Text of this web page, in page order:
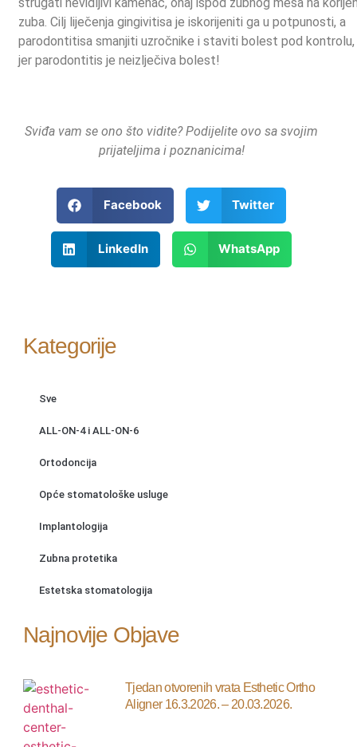
zuba. Cilj liječenja gingivitisa je iskorijeniti ga u potpunosti, a
parodontitisa smanjiti uzročnike i staviti bolest pod kontrolu,
jer parodontitis je neizlječiva bolest!
Sviđa vam se ono što vidite? Podijelite ovo sa svojim
prijateljima i poznanicima!
Facebook Twitter
LinkedIn WhatsApp
Kategorije
Sve
ALL-ON-4 i ALL-ON-6
Ortodoncija
Opće stomatološke usluge
Implantologija
Zubna protetika
Estetska stomatologija
Najnovije Objave
Tjedan otvorenih vrata Esthetic Ortho
Aligner 16.3.2026. – 20.03.2026.